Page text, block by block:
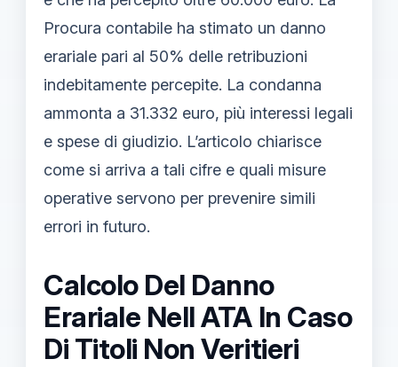
Procura contabile ha stimato un danno
erariale pari al 50% delle retribuzioni
indebitamente percepite. La condanna
ammonta a 31.332 euro, più interessi legali
e spese di giudizio. L’articolo chiarisce
come si arriva a tali cifre e quali misure
operative servono per prevenire simili
errori in futuro.
Calcolo Del Danno
Erariale Nell ATA In Caso
Di Titoli Non Veritieri